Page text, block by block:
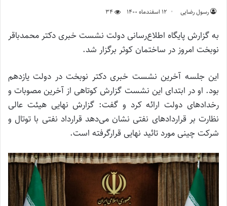
رسول رضایی ۱۲ اسفند‌ماه ۱۴۰۰ 34
به گزارش پایگاه اطلاع‌رسانی دولت نشست خبری دکتر محمدباقر
نوبخت امروز در ساختمان کوثر برگزار شد.
این جلسه آخرین نشست خبری دکتر نوبخت در دولت یازدهم
بود. او در ابتدای این نشست گزارش کوتاهی از آخرین مصوبات و
رخدادهای دولت ارائه کرد و گفت: گزارش نهایی هیئت عالی
نظارت بر قراردادهای نفتی نشان می‌دهد قرارداد نفتی با توتال و
شرکت چینی مورد تائید نهایی قرارگرفته است.